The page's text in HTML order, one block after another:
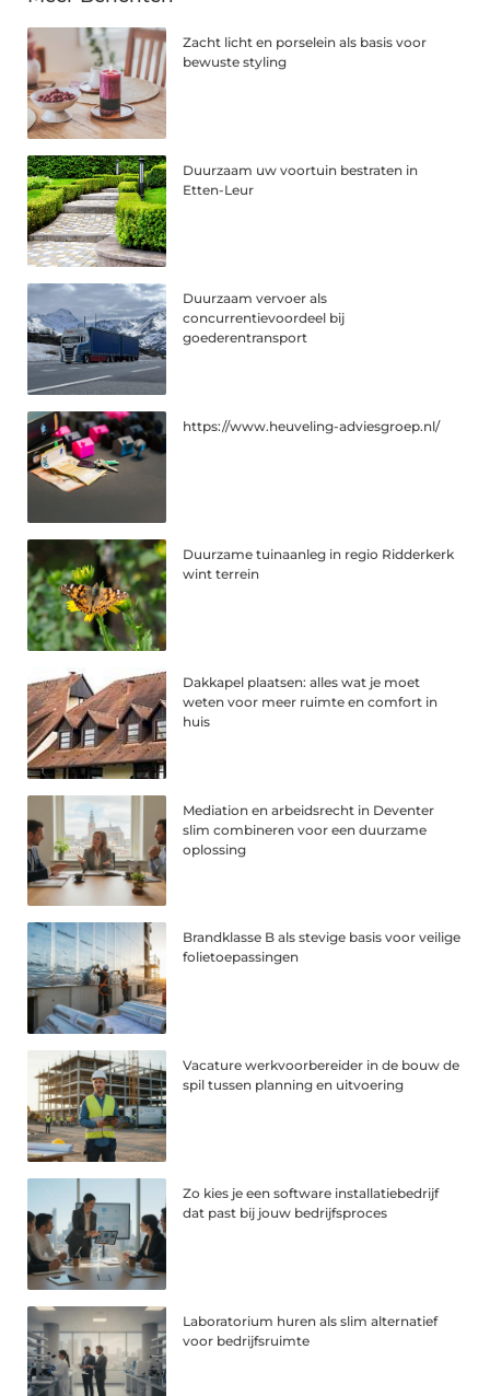
Zacht licht en porselein als basis voor
bewuste styling
Duurzaam uw voortuin bestraten in
Etten-Leur
Duurzaam vervoer als
concurrentievoordeel bij
goederentransport
https://www.heuveling-adviesgroep.nl/
Duurzame tuinaanleg in regio Ridderkerk
wint terrein
Dakkapel plaatsen: alles wat je moet
weten voor meer ruimte en comfort in
huis
Mediation en arbeidsrecht in Deventer
slim combineren voor een duurzame
oplossing
Brandklasse B als stevige basis voor veilige
folietoepassingen
Vacature werkvoorbereider in de bouw de
spil tussen planning en uitvoering
Zo kies je een software installatiebedrijf
dat past bij jouw bedrijfsproces
Laboratorium huren als slim alternatief
voor bedrijfsruimte